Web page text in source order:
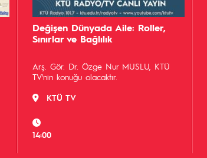
Değişen Dünyada Aile: Roller,
Sınırlar ve Bağlılık
Arş. Gör. Dr. Özge Nur MUSLU, KTÜ
TV'nin konuğu olacaktır.
KTÜ TV
14:00